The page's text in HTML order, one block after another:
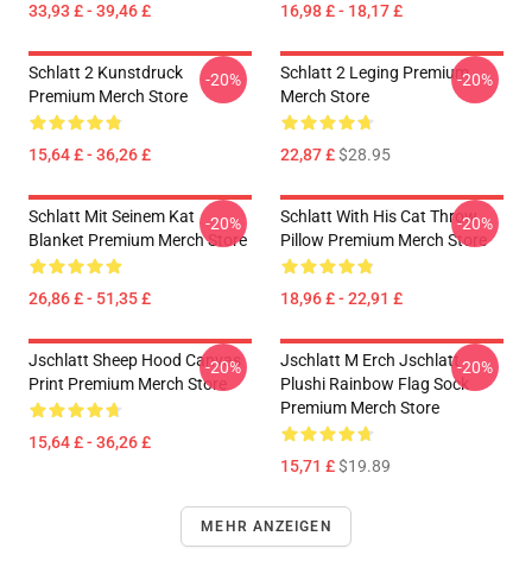
33,93 £ - 39,46 £ 16,98 £ - 18,17 £
Schlatt 2 Kunstdruck
Premium Merch Store
15,64 £ - 36,26 £
-20%
Schlatt 2 Leging Premium
Merch Store
22,87 £$28.95
-20%
Schlatt Mit Seinem Kat
Blanket Premium Merch Store
26,86 £ - 51,35 £
-20%
Schlatt With His Cat Throw
Pillow Premium Merch Store
18,96 £ - 22,91 £
-20%
Jschlatt Sheep Hood Canvas
Print Premium Merch Store
15,64 £ - 36,26 £
-20%
Jschlatt M Erch Jschlatt
Plushi Rainbow Flag Sock
Premium Merch Store
15,71 £$19.89
-20%
MEHR ANZEIGEN